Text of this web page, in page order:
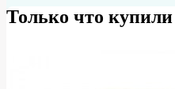
Только что купили